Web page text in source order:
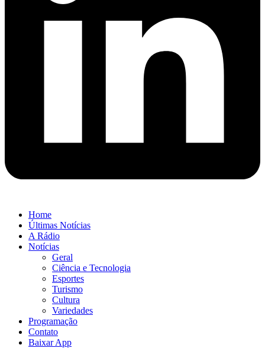
Home
Últimas Notícias
A Rádio
Notícias
Geral
Ciência e Tecnologia
Esportes
Turismo
Cultura
Variedades
Programação
Contato
Baixar App